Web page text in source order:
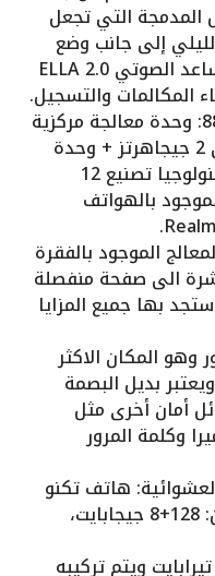
التي تجعل
إلى جانب وضع
القراءة لحماية العين + المساعد الصوتي ELLA 2.0
المكالمات والتسجيل.
المعالج ميدياتك هليو جي 88: وحدة معالجة مركزية
ثمانية النواة بتردد يصل إلى 2 جيجاهرتز + وحدة
رسومات Mali-G52 MC2، تكنولوجيا تصنيع 12
بالهواتف
الموجود بالفقرة
الى صفحة منفصلة
بها جميع المزايا
وهو المكان الاكثر
بديل البصمة
أمان أخرى مثل
وكلمة المرور
هاتف تكنو
سبارك 10 برو متاح بنسختين: 128+8 جيجابايت،
تركيب كارت ميموري حتى 1 تيرابايت ويتم تركيبه